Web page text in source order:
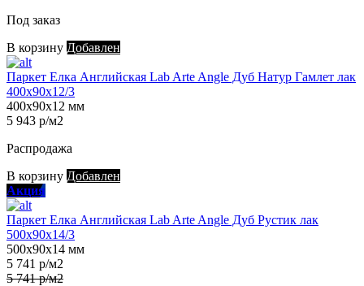
Под заказ
В корзину Добавлен
Паркет Елка Английская Lab Arte Angle Дуб Натур Гамлет лак
400х90х12/3
400х90х12 мм
5 943 р/м2
Распродажа
В корзину Добавлен
Акция
Паркет Елка Английская Lab Arte Angle Дуб Рустик лак
500х90х14/3
500х90х14 мм
5 741 р/м2
5 741 р/м2